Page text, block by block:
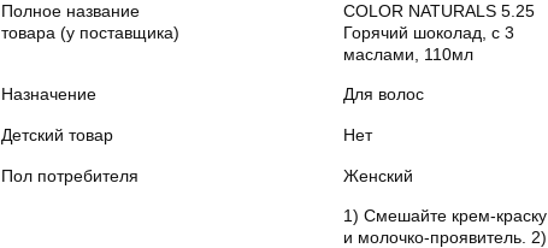
Полное название
товара (у поставщика)
COLOR NATURALS 5.25
Горячий шоколад, с 3
маслами, 110мл
Назначение Для волос
Детский товар Нет
Пол потребителя Женский
1) Смешайте крем-краску
и молочко-проявитель. 2)